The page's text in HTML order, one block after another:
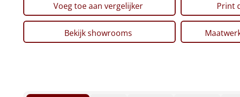
Voeg toe aan vergelijker Print
Bekijk showrooms